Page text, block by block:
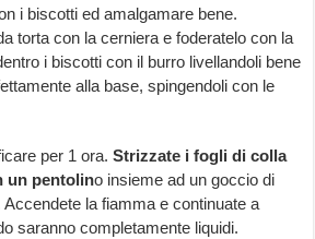
i biscotti ed amalgamare bene.
torta con la cerniera e foderatelo con la
i biscotti con il burro livellandoli bene
alla base, spingendoli con le
per 1 ora.Strizzate i fogli di colla
un pentolino insieme ad un goccio di
Accendete la fiamma e continuate a
saranno completamente liquidi.